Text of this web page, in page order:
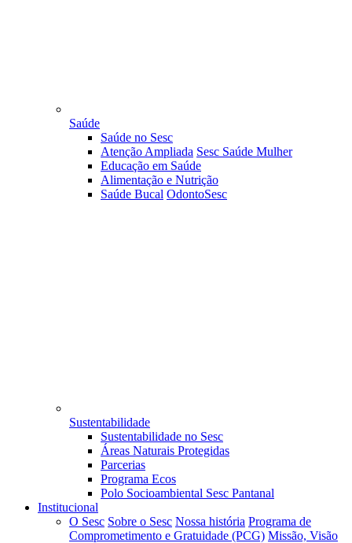
Saúde
Saúde no Sesc
Atenção Ampliada Sesc Saúde Mulher
Educação em Saúde
Alimentação e Nutrição
Saúde Bucal OdontoSesc
Sustentabilidade
Sustentabilidade no Sesc
Áreas Naturais Protegidas
Parcerias
Programa Ecos
Polo Socioambiental Sesc Pantanal
Institucional
O Sesc Sobre o Sesc Nossa história Programa de
Comprometimento e Gratuidade (PCG) Missão, Visão